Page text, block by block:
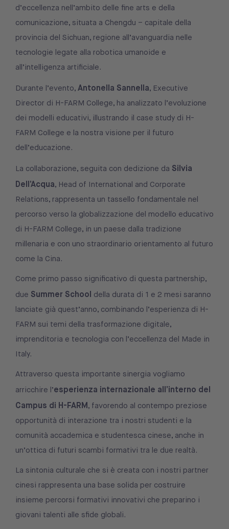
d’eccellenza nell’ambito delle fine arts e della
comunicazione, situata a Chengdu – capitale della
provincia del Sichuan, regione all’avanguardia nelle
tecnologie legate alla robotica umanoide e
all’intelligenza artificiale.
Durante l’evento, Antonella Sannella, Executive
Director di H-FARM College, ha analizzato l’evoluzione
dei modelli educativi, illustrando il case study di H-
FARM College e la nostra visione per il futuro
dell’educazione.
La collaborazione, seguita con dedizione da Silvia
Dell’Acqua, Head of International and Corporate
Relations, rappresenta un tassello fondamentale nel
percorso verso la globalizzazione del modello educativo
di H-FARM College, in un paese dalla tradizione
millenaria e con uno straordinario orientamento al futuro
come la Cina.
Come primo passo significativo di questa partnership,
due Summer School della durata di 1 e 2 mesi saranno
lanciate già quest’anno, combinando l’esperienza di H-
FARM sui temi della trasformazione digitale,
imprenditoria e tecnologia con l’eccellenza del Made in
Italy.
Attraverso questa importante sinergia vogliamo
arricchire l’esperienza internazionale all’interno del
Campus di H-FARM, favorendo al contempo preziose
opportunità di interazione tra i nostri studenti e la
comunità accademica e studentesca cinese, anche in
un’ottica di futuri scambi formativi tra le due realtà.
La sintonia culturale che si è creata con i nostri partner
cinesi rappresenta una base solida per costruire
insieme percorsi formativi innovativi che preparino i
giovani talenti alle sfide globali.